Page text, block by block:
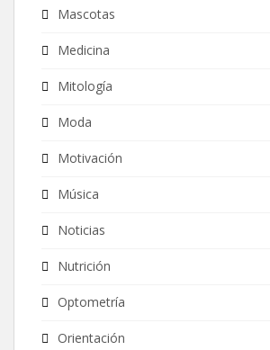
Mascotas
Medicina
Mitología
Moda
Motivación
Música
Noticias
Nutrición
Optometría
Orientación